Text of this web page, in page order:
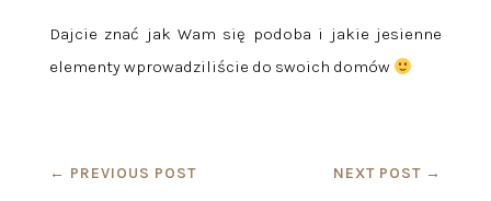
Dajcie znać jak Wam się podoba i jakie jesienne
elementy wprowadziliście do swoich domów
← PREVIOUS POST NEXT POST →